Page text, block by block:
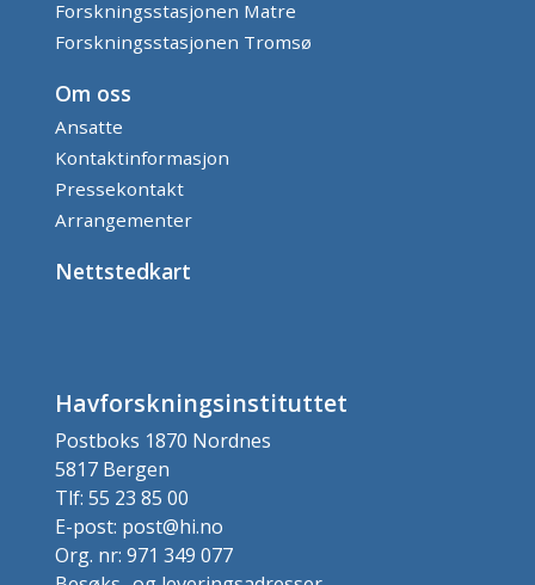
Forskningsstasjonen Matre
Forskningsstasjonen Tromsø
Om oss
Ansatte
Kontaktinformasjon
Pressekontakt
Arrangementer
Nettstedkart
Havforskningsinstituttet
Postboks 1870 Nordnes
5817 Bergen
Tlf: 55 23 85 00
E-post: post@hi.no
Org. nr: 971 349 077